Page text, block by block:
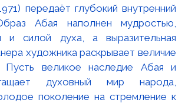
передаёт глубокий внутренний
Абая наполнен мудростью,
и силой духа, а выразительная
художника раскрывает величие
Пусть великое наследие Абая и
духовный мир народа,
поколение на стремление к